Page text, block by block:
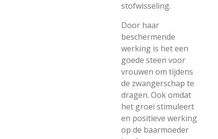
stofwisseling.
Door haar
beschermende
werking is het een
goede steen voor
vrouwen om tijdens
de zwangerschap te
dragen. Ook omdat
het groei stimuleert
en positieve werking
op de baarmoeder